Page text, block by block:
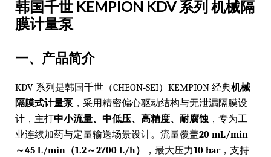
韩国千世 KEMPION KDV 系列 机械隔
膜计量泵
一、产品简介
KDV 系列是韩国千世（CHEON‑SEI）KEMPION 经典机械
隔膜式计量泵 ，采用精密偏心驱动结构与无泄漏隔膜设
计，主打中小流量、中低压、高精度、耐腐蚀 ，专为工
业连续加药与定量输送场景设计。流量覆盖20 mL/min
～45 L/min（1.2～2700 L/h）
，最大压力10 bar，支持